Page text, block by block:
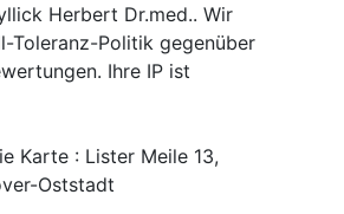
Herbert Dr.med.. Wir
Toleranz-Politik gegenüber
Ihre IP ist
Karte : Lister Meile 13,
Oststadt